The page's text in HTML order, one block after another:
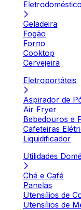
Geladeira
Fogão
Forno
Cooktop
Cervejeira
Eletroportáteis
Aspirador de
Air Fryer
Bebedouros e
Cafeteiras
Liquidificador
Utilidades
Chá e Café
Panelas
Utensílios de
Utensílios de